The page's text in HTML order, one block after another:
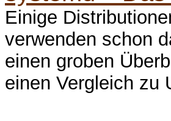
Einige
verwenden schon
einen groben
einen Vergleich zu